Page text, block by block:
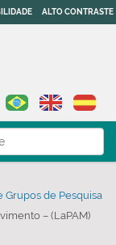
ALTO CONTRASTE
Grupos de Pesquisa
– (LaPAM)